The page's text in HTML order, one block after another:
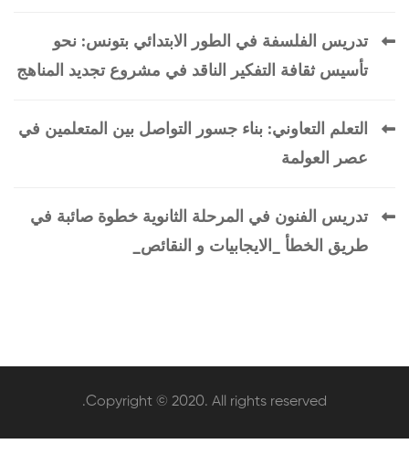
تدريس الفلسفة في الطور الابتدائي بتونس: نحو
تأسيس ثقافة التفكير الناقد في مشروع تجديد المناهج
التعلم التعاوني: بناء جسور التواصل بين المتعلمين في
عصر العولمة
تدريس الفنون في المرحلة الثانوية خطوة صائبة في
طريق الخطأ _الايجابيات و النقائص_
Copyright © 2020. All rights reserved.